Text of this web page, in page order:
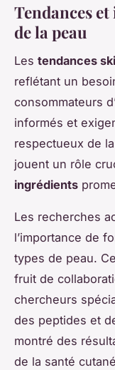
Tendances
de la peau
Les tendances
reflétant un
consommateurs
informés et
respectueux de
jouent un rôle
ingrédients
Les recherches
l’importance de
types de peau.
fruit de
chercheurs
des peptides et
montré des
de la santé